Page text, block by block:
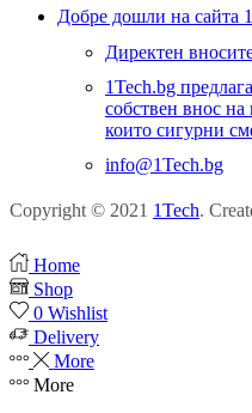
Добре дошли на сайта
Директен
1Tech.bg
собствен внос
които сигурни
info@1Tech.bg
Copyright © 2021 1Tech.
Home
Shop
0 Wishlist
Delivery
More
More